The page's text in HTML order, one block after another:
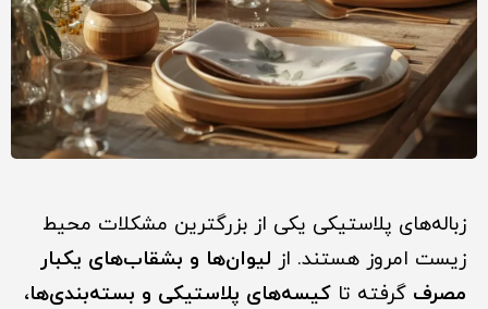
زباله‌های پلاستیکی یکی از بزرگترین مشکلات محیط
زیست امروز هستند. از لیوان‌ها و بشقاب‌های یکبار
مصرف گرفته تا کیسه‌های پلاستیکی و بسته‌بندی‌ها،